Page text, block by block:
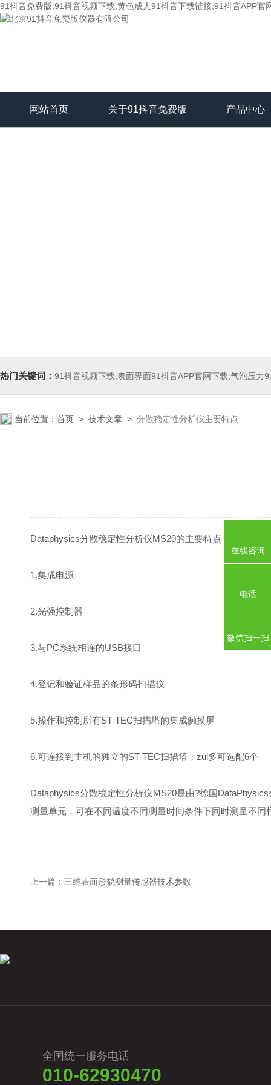
91抖音免费版,91抖音视频下载,黄色成人91抖音下载链接,91抖音APP官
网站首页 关于91抖音免费版 产品中心
热门关键词： 91抖音视频下载,表面界面91抖音APP官网下载,气泡压力
当前位置： 首页 > 技术文章 > 分散稳定性分析仪主要特点
Dataphysics分散稳定性分析仪MS20的主要特点：
1.集成电源
2.光强控制器
3.与PC系统相连的USB接口
4.登记和验证样品的条形码扫描仪
5.操作和控制所有ST-TEC扫描塔的集成触摸屏
6.可连接到主机的独立的ST-TEC扫描塔，zui多可选配6个
Dataphysics分散稳定性分析仪MS20是由?德国DataPhysics
测量单元，可在不同温度不同测量时间条件下同时测量不同样
上一篇： 三维表面形貌测量传感器技术参数
全国统一服务电话
010-62930470
在线咨询
电话
微信扫一扫